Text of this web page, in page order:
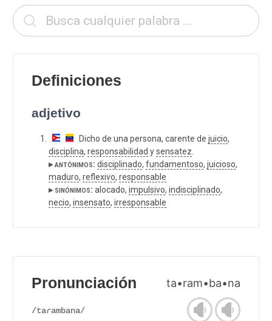
Definiciones
adjetivo
Dicho de una persona, carente de juicio,
disciplina, responsabilidad ysensatez
▸ antónimos: disciplinado, fundamentoso, juicioso,
maduro, reflexivo, responsable
▸ sinónimos: alocado, impulsivo, indisciplinado,
necio, insensato, irresponsable
Pronunciación ta•ram•ba•na
/taɾambana/